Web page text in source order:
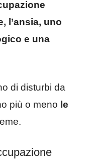
l’ansia, uno
e una
di disturbi da
più o meno le